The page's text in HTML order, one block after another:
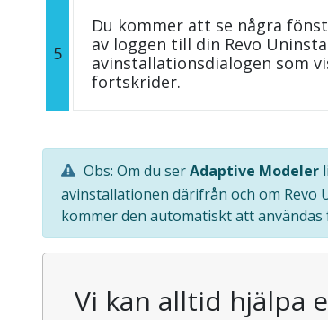
5
Du kommer att se några
av loggen till din Revo
avinstallationsdialogen som
fortskrider.
Obs: Om du serAdaptive Modeler
avinstallationen därifrån och om Revo
kommer den automatiskt att
Vi kan alltid hjälpa